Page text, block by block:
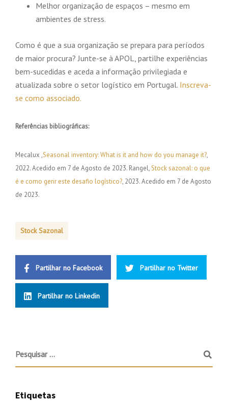
Melhor organização de espaços – mesmo em
ambientes de stress.
Como é que a sua organização se prepara para períodos
de maior procura? Junte-se à APOL, partilhe experiências
bem-sucedidas e aceda a informação privilegiada e
atualizada sobre o setor logístico em Portugal. Inscreva-
se como associado.
Referências bibliográficas:
Mecalux ,Seasonal inventory: What is it and how do you manage it?,
2022. Acedido em 7 de Agosto de 2023. Rangel,Stock sazonal: o que
é e como gerir este desafio logístico?, 2023. Acedido em 7 de Agosto
de 2023.
Stock Sazonal
Partilhar no Facebook Partilhar no Twitter
Partilhar no Linkedin
Etiquetas